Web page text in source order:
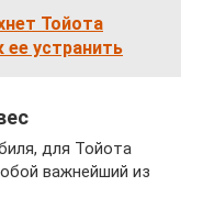
Тойота
ее устранить
для Тойота
важнейший из